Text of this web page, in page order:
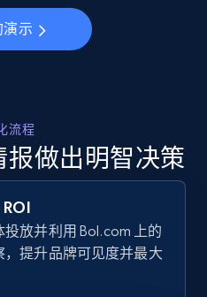
立即开始
Gtin,
Top reviews, and
立即开始
演示
流程
做出明智决策
放并利用 Bol.com 上的
，提升品牌可见度并最大